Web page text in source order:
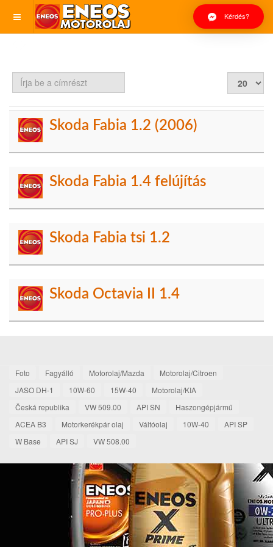
Kérdés?
Írja
a
Skoda Fabia 1.2 (2006)
Skoda Fabia 1.4 felújítás
Skoda Fabia tsi 1.2
Skoda Octavia II 1.4
Foto Fagyálló Motorolaj/Mazda
Motorolaj/Citroen
JASO DH-1
10W-60 15W-40
Motorolaj/KIA
Česká republika
VW 509.00 API SN
Haszongépjármű
ACEA B3
Motorkerékpár olaj Váltóolaj 10W-40
API SP
W Base
API SJ VW 508.00